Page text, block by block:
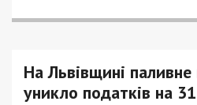
На Львівщині
уникло податків на